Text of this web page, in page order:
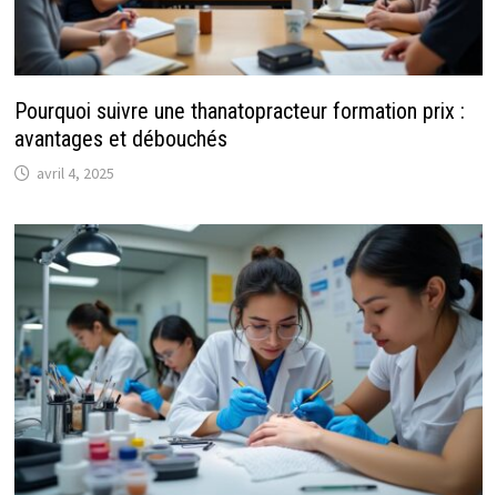
Pourquoi suivre une thanatopracteur formation prix :
avantages et débouchés
avril 4, 2025